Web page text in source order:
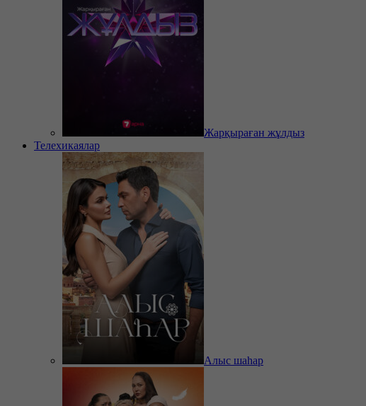
Жарқыраған жұлдыз
Телехикаялар
Алыс шаһар